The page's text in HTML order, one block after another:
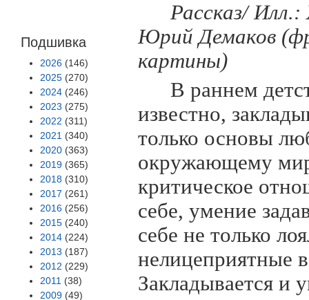
Подшивка
2026 (146)
2025 (270)
2024 (246)
2023 (275)
2022 (311)
2021 (340)
2020 (363)
2019 (365)
2018 (310)
2017 (261)
2016 (256)
2015 (240)
2014 (224)
2013 (187)
2012 (229)
2011 (38)
2009 (49)
Рассказ/
Юрий Демаков
картины)
В раннем
известно,
только основы
окружающему
критическое
себе, умение
себе не только
нелицеприятные
Закладывается и